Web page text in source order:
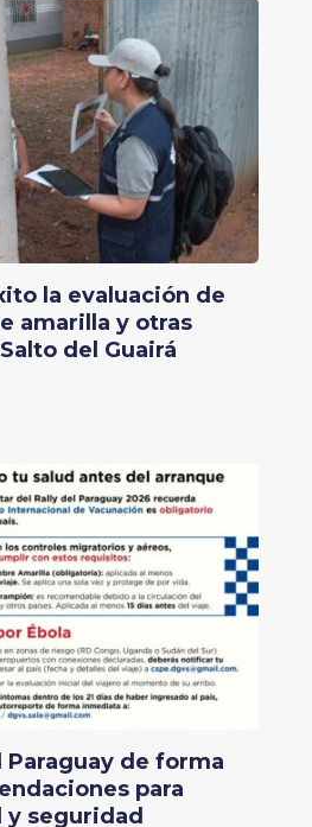
la evaluación de
amarilla y otras
del Guairá
Paraguay de forma
para
y seguridad